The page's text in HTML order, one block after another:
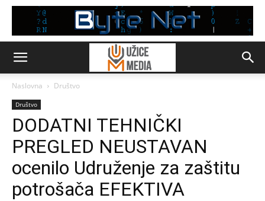
Naslovna Društvo
Društvo
DODATNI TEHNIČKI
PREGLED NEUSTAVAN
ocenilo Udruženje za zaštitu
potrošača EFEKTIVA